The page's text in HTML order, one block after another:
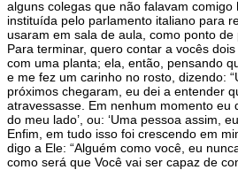
alguns colegas que não falavam
instituída pelo parlamento italiano para
usaram em sala de aula, como ponto
Para terminar, quero contar a vocês
com uma planta; ela, então, pensando
e me fez um carinho no rosto, dizendo:
próximos chegaram, eu dei a entender
atravessasse. Em nenhum momento eu
do meu lado’, ou: ‘Uma pessoa assim,
Enfim, em tudo isso foi crescendo em
digo a Ele: “Alguém como você, eu
como será que Você vai ser capaz de